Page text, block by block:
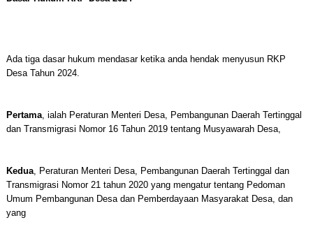
Ada tiga dasar hukum mendasar ketika anda hendak menyusun RKP
Desa Tahun 2024.
Pertama, ialah Peraturan Menteri Desa, Pembangunan Daerah Tertinggal
dan Transmigrasi Nomor 16 Tahun 2019 tentang Musyawarah Desa,
Kedua, Peraturan Menteri Desa, Pembangunan Daerah Tertinggal dan
Transmigrasi Nomor 21 tahun 2020 yang mengatur tentang Pedoman
Umum Pembangunan Desa dan Pemberdayaan Masyarakat Desa, dan
yang